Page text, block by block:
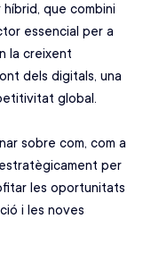
que combini
essencial per a
la creixent
dels digitals, una
global.
sobre com, com a
per
les oportunitats
i les noves